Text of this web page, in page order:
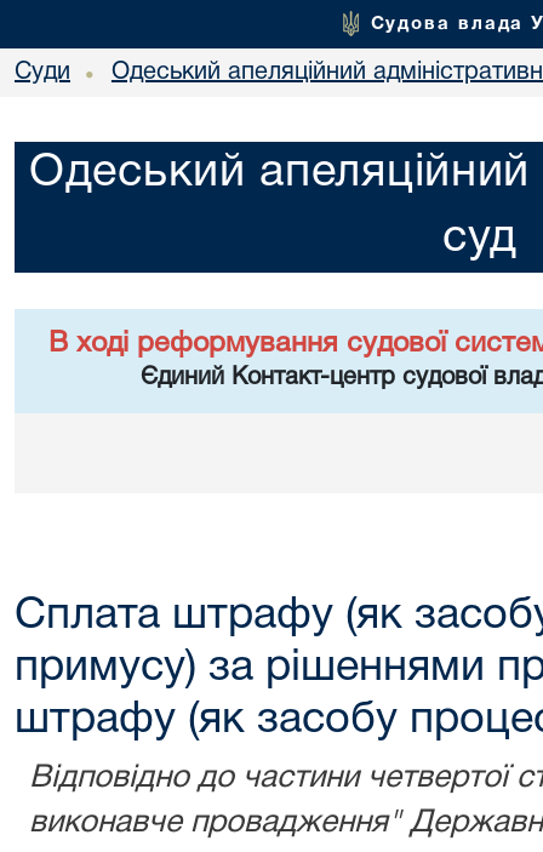
Судова влада
Суди • Одеський апеляційний
Одеський апеляційний
суд
В ході реформування судової
Єдиний Контакт-центр судової
Сплата штрафу (як
примусу) за рішеннями
штрафу (як засобу
Відповідно до частини четвертої
виконавче провадження"